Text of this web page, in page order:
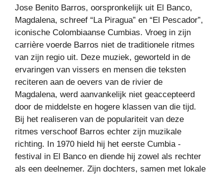
Jose Benito Barros, oorspronkelijk uit El Banco,
Magdalena, schreef “La Piragua” en “El Pescador”,
iconische Colombiaanse Cumbias. Vroeg in zijn
carrière voerde Barros niet de traditionele ritmes
van zijn regio uit. Deze muziek, geworteld in de
ervaringen van vissers en mensen die teksten
reciteren aan de oevers van de rivier de
Magdalena, werd aanvankelijk niet geaccepteerd
door de middelste en hogere klassen van die tijd.
Bij het realiseren van de populariteit van deze
ritmes verschoof Barros echter zijn muzikale
richting. In 1970 hield hij het eerste Cumbia -
festival in El Banco en diende hij zowel als rechter
als een deelnemer. Zijn dochters, samen met lokale